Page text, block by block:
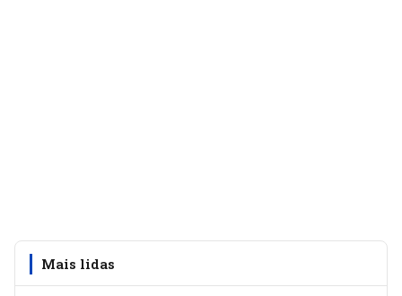
Mais lidas